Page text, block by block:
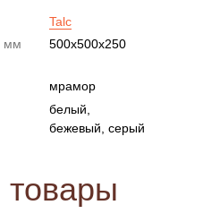
Talc
мм
500х500х250
мрамор
белый,
бежевый, серый